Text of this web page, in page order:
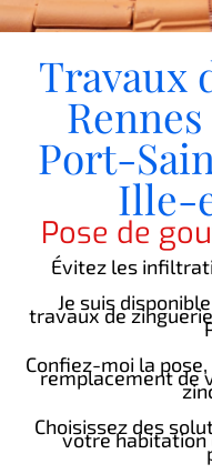
Travaux
Port-
Ille-
Pose de
Évitez les
Je suis
travaux de
Confiez-moi la
remplacement de
Choisissez des
votre habitation